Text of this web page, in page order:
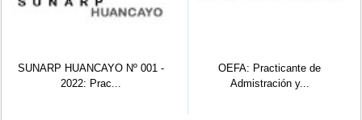
001 -
OEFA: Practicante de
Admistración y...
OEFA: Practicante